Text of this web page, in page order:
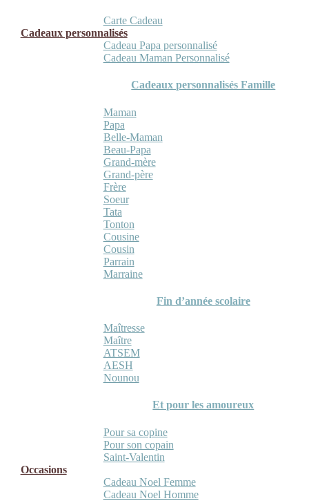
Carte Cadeau
Cadeaux personnalisés
Cadeau Papa personnalisé
Cadeau Maman Personnalisé
Cadeaux personnalisés Famille
Maman
Papa
Belle-Maman
Beau-Papa
Grand-mère
Grand-père
Frère
Soeur
Tata
Tonton
Cousine
Cousin
Parrain
Marraine
Fin d’année scolaire
Maîtresse
Maître
ATSEM
AESH
Nounou
Et pour les amoureux
Pour sa copine
Pour son copain
Saint-Valentin
Occasions
Cadeau Noel Femme
Cadeau Noel Homme